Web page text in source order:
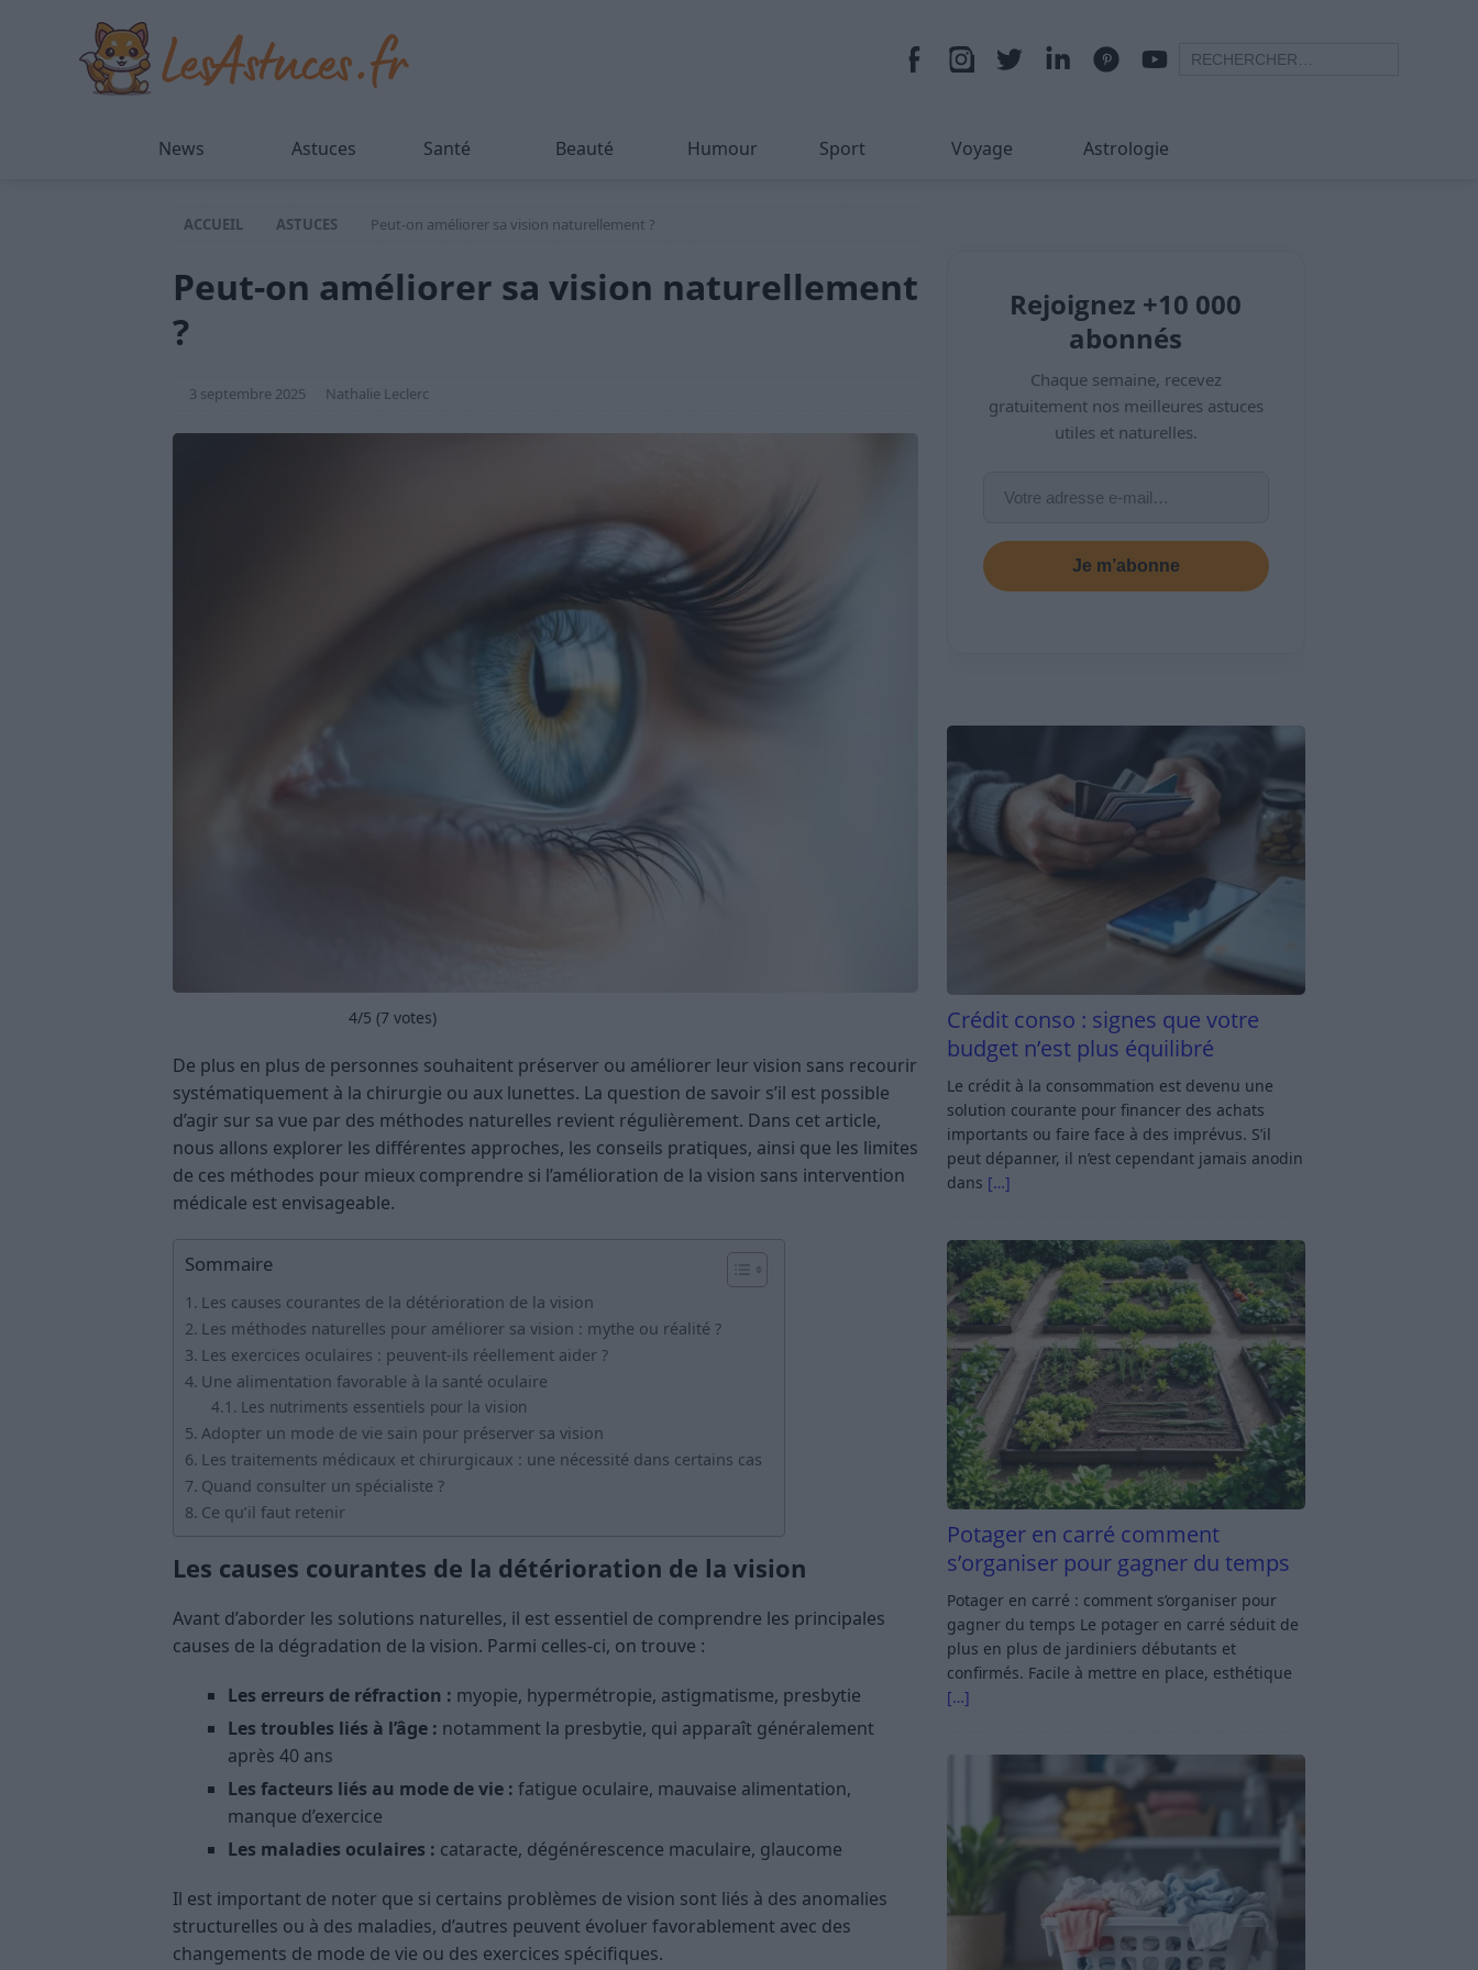
News Astuces Santé Beauté Humour Sport Voyage Astrologie
ACCUEIL ASTUCES Peut-on améliorer sa vision naturellement ?
Peut-on améliorer sa vision naturellement
?
3 septembre 2025 Nathalie Leclerc
4/5 (7 votes)
De plus en plus de personnes souhaitent préserver ou améliorer leur vision sans recourir
systématiquement à la chirurgie ou aux lunettes. La question de savoir s’il est possible
d’agir sur sa vue par des méthodes naturelles revient régulièrement. Dans cet article,
nous allons explorer les différentes approches, les conseils pratiques, ainsi que les limites
de ces méthodes pour mieux comprendre si l’amélioration de la vision sans intervention
médicale est envisageable.
Sommaire
Les causes courantes de la détérioration de la vision
Les méthodes naturelles pour améliorer sa vision : mythe ou réalité ?
Les exercices oculaires : peuvent-ils réellement aider ?
Une alimentation favorable à la santé oculaire
Les nutriments essentiels pour la vision
Adopter un mode de vie sain pour préserver sa vision
Les traitements médicaux et chirurgicaux : une nécessité dans certains cas
Quand consulter un spécialiste ?
Ce qu’il faut retenir
Les causes courantes de la détérioration de la vision
Avant d’aborder les solutions naturelles, il est essentiel de comprendre les principales
causes de la dégradation de la vision. Parmi celles-ci, on trouve :
Les erreurs de réfraction : myopie, hypermétropie, astigmatisme, presbytie
Les troubles liés à l’âge : notamment la presbytie, qui apparaît généralement
après 40 ans
Les facteurs liés au mode de vie : fatigue oculaire, mauvaise alimentation,
manque d’exercice
Les maladies oculaires : cataracte, dégénérescence maculaire, glaucome
Il est important de noter que si certains problèmes de vision sont liés à des anomalies
structurelles ou à des maladies, d’autres peuvent évoluer favorablement avec des
changements de mode de vie ou des exercices spécifiques.
Rejoignez +10 000
abonnés
Chaque semaine, recevez
gratuitement nos meilleures astuces
utiles et naturelles.
Je m’abonne
Crédit conso : signes que votre
budget n’est plus équilibré
Le crédit à la consommation est devenu une
solution courante pour financer des achats
importants ou faire face à des imprévus. S’il
peut dépanner, il n’est cependant jamais anodin
dans […]
Potager en carré comment
s’organiser pour gagner du temps
Potager en carré : comment s’organiser pour
gagner du temps Le potager en carré séduit de
plus en plus de jardiniers débutants et
confirmés. Facile à mettre en place, esthétique
[…]